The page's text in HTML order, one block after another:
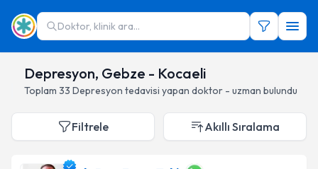
Doktor, klinik ara...
Depresyon, Gebze - Kocaeli
Toplam 33 Depresyon tedavisi yapan doktor - uzman bulundu
Filtrele Akıllı Sıralama